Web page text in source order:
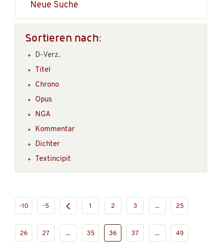
Neue Suche
Sortieren nach:
D-Verz.
Titel
Chrono
Opus
NGA
Kommentar
Dichter
Textincipit
-10 -5 1 2 3 ... 25
26 27 ... 35 36 37 ... 49